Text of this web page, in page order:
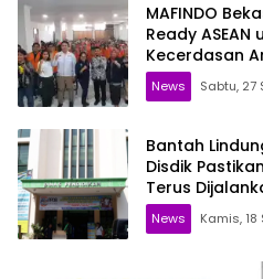
MAFINDO
Ready
Kecerdasan
News Sabtu, 27
Bantah
Disdik
Terus
News Kamis, 18